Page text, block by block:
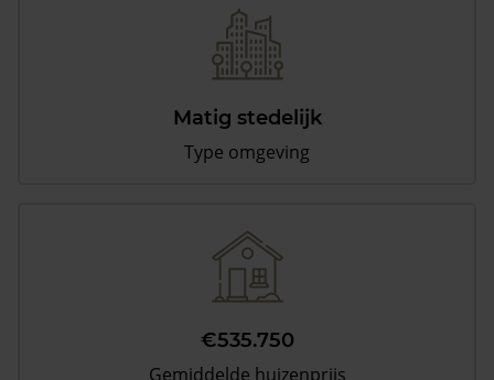
Matig stedelijk
Type omgeving
€535.750
Gemiddelde huizenprijs